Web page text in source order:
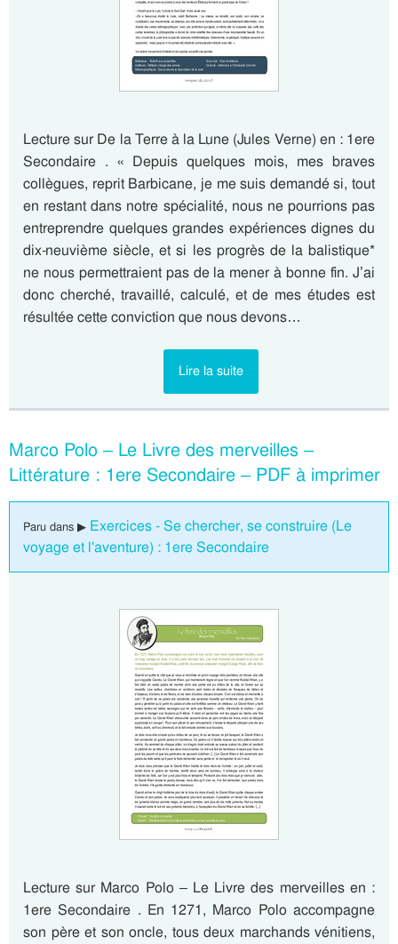
Lecture sur De la Terre à la Lune (Jules Verne) en : 1ere
Secondaire . « Depuis quelques mois, mes braves
collègues, reprit Barbicane, je me suis demandé si, tout
en restant dans notre spécialité, nous ne pourrions pas
entreprendre quelques grandes expériences dignes du
dix-neuvième siècle, et si les progrès de la balistique*
ne nous permettraient pas de la mener à bonne fin. J’ai
donc cherché, travaillé, calculé, et de mes études est
résultée cette conviction que nous devons…
Lire la suite
Marco Polo – Le Livre des merveilles –
Littérature : 1ere Secondaire – PDF à imprimer
Paru dans ▶ Exercices - Se chercher, se construire (Le
voyage et l'aventure) : 1ere Secondaire
Lecture sur Marco Polo – Le Livre des merveilles en :
1ere Secondaire . En 1271, Marco Polo accompagne
son père et son oncle, tous deux marchands vénitiens,